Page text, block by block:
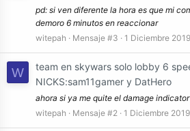
pd: si ven diferente la hora es que mi
demoro 6 minutos en reaccionar
witepah
Mensaje #3 1 Diciembre 2019
W
team en skywars solo lobby 6
NICKS:sam11gamer y DatHero
ahora si ya me quite el damage
witepah
Mensaje #2 1 Diciembre 2019